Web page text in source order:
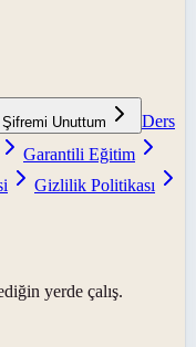
Şifremi Unuttum
Ders
Garantili Eğitim
Gizlilik Politikası
yerde çalış.